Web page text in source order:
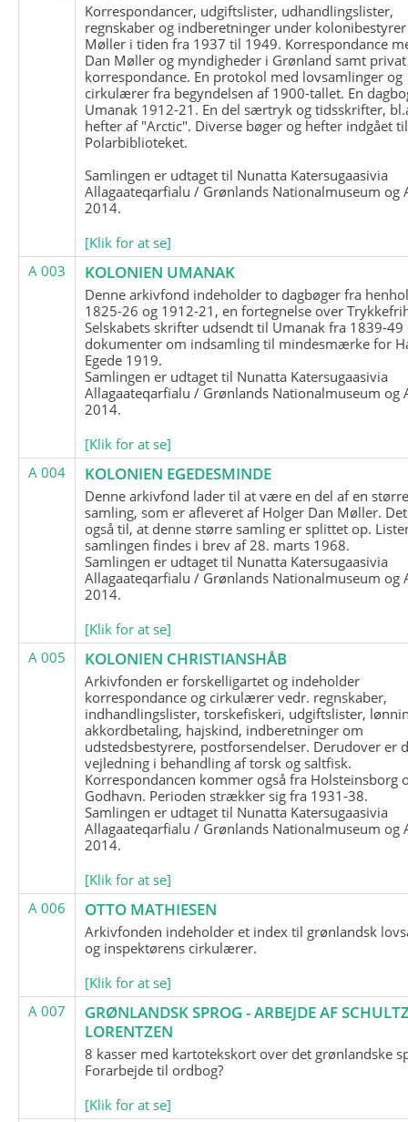
Korrespondancer, udgiftslister, udhandlingslister,
regnskaber og indberetninger under
Møller i tiden fra 1937 til 1949. Korrespondance
Dan Møller og myndigheder i Grønland samt privat
korrespondance. En protokol med lovsamlinger og
cirkulærer fra begyndelsen af 1900-tallet. En
Umanak 1912-21. En del særtryk og tidsskrifter,
hefter af "Arctic". Diverse bøger og hefter indgået til
Polarbiblioteket.
Samlingen er udtaget til Nunatta Katersugaasivia
Allagaateqarfialu / Grønlands Nationalmuseum og
2014.
[Klik for at se]
A 003
KOLONIEN UMANAK
Denne arkivfond indeholder to dagbøger fra
1825-26 og 1912-21, en fortegnelse over
Selskabets skrifter udsendt til Umanak fra 1839-49
dokumenter om indsamling til mindesmærke for
Egede 1919.
Samlingen er udtaget til Nunatta Katersugaasivia
Allagaateqarfialu / Grønlands Nationalmuseum og
2014.
[Klik for at se]
A 004
KOLONIEN EGEDESMINDE
Denne arkivfond lader til at være en del af en
samling, som er afleveret af Holger Dan Møller.
også til, at denne større samling er splittet op.
samlingen findes i brev af 28. marts 1968.
Samlingen er udtaget til Nunatta Katersugaasivia
Allagaateqarfialu / Grønlands Nationalmuseum og
2014.
[Klik for at se]
A 005
KOLONIEN CHRISTIANSHÅB
Arkivfonden er forskelligartet og indeholder
korrespondance og cirkulærer vedr. regnskaber,
indhandlingslister, torskefiskeri, udgiftslister,
akkordbetaling, hajskind, indberetninger om
udstedsbestyrere, postforsendelser. Derudover er
vejledning i behandling af torsk og saltfisk.
Korrespondancen kommer også fra Holsteinsborg
Godhavn. Perioden strækker sig fra 1931-38.
Samlingen er udtaget til Nunatta Katersugaasivia
Allagaateqarfialu / Grønlands Nationalmuseum og
2014.
[Klik for at se]
A 006
OTTO MATHIESEN
Arkivfonden indeholder et index til grønlandsk
og inspektørens cirkulærer.
[Klik for at se]
A 007
GRØNLANDSK SPROG - ARBEJDE AF
LORENTZEN
8 kasser med kartotekskort over det grønlandske
Forarbejde til ordbog?
[Klik for at se]